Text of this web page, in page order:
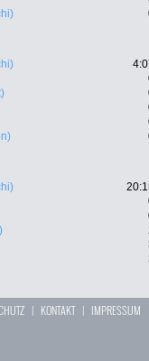
| KONTAKT| IMPRESSUM